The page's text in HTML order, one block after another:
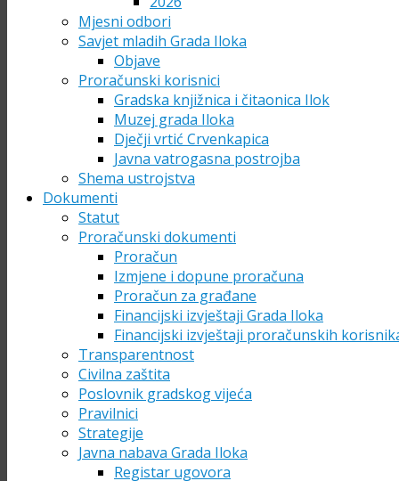
Mjesni odbori
Savjet mladih Grada Iloka
Objave
Proračunski korisnici
Gradska knjižnica i čitaonica Ilok
Muzej grada Iloka
Dječji vrtić Crvenkapica
Javna vatrogasna postrojba
Shema ustrojstva
Dokumenti
Statut
Proračunski dokumenti
Proračun
Izmjene i dopune proračuna
Proračun za građane
Financijski izvještaji Grada Iloka
Financijski izvještaji proračunskih
Transparentnost
Civilna zaštita
Poslovnik gradskog vijeća
Pravilnici
Strategije
Javna nabava Grada Iloka
Registar ugovora